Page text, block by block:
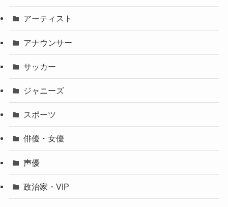
アーティスト
アナウンサー
サッカー
ジャニーズ
スポーツ
俳優・女優
声優
政治家・VIP